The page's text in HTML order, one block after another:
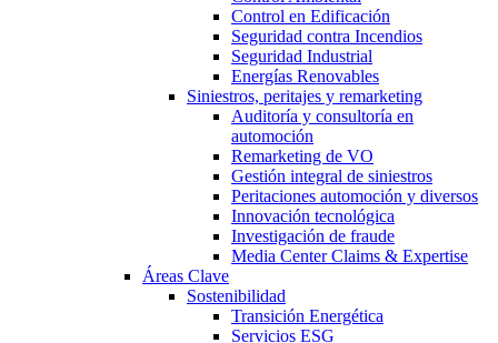
Control en Edificación
Seguridad contra Incendios
Seguridad Industrial
Energías Renovables
Siniestros, peritajes y remarketing
Auditoría y consultoría en
automoción
Remarketing de VO
Gestión integral de siniestros
Peritaciones automoción y diversos
Innovación tecnológica
Investigación de fraude
Media Center Claims & Expertise
Áreas Clave
Sostenibilidad
Transición Energética
Servicios ESG